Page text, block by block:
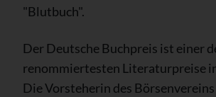
"Blutbuch".
Der Deutsche Buchpreis ist einer
renommiertesten Literaturpreise
Die Vorsteherin des